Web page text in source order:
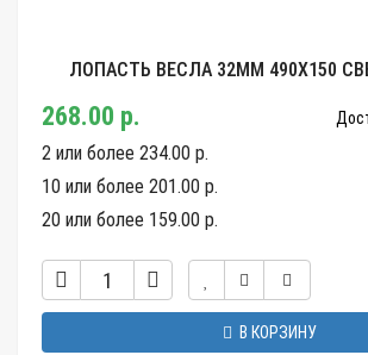
ЛОПАСТЬ ВЕСЛА 32ММ 490Х150
268.00 р.
2 или более 234.00 р.
10 или более 201.00 р.
20 или более 159.00 р.
В КОРЗИНУ